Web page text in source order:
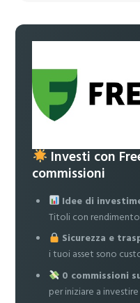
Investi con
commissioni
Idee di
Titoli con
Sicurezza e
i tuoi asset sono
0 commissioni
per iniziare a